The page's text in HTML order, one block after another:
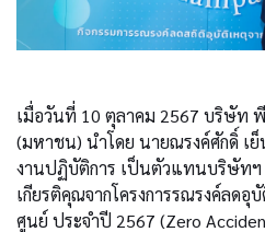
เมื่อวันที่ 10 ตุลาคม 2567 บริษัท
(มหาชน) นำโดย นายณรงค์ศักดิ์ เ
งานปฏิบัติการ เป็นตัวแทนบริษัทฯ
เกียรติคุณจากโครงการรณรงค์ลดอุ
ศูนย์ ประจำปี 2567 (Zero